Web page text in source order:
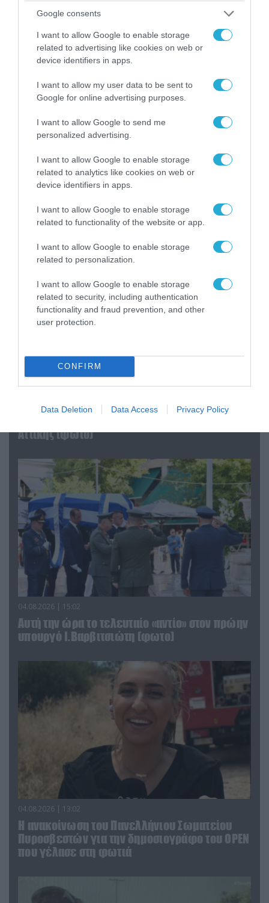
Google consents
I want to allow Google to enable storage
related to advertising like cookies on web or
device identifiers in apps.
I want to allow my user data to be sent to
Google for online advertising purposes.
I want to allow Google to send me
personalized advertising.
I want to allow Google to enable storage
related to analytics like cookies on web or
device identifiers in apps.
I want to allow Google to enable storage
related to functionality of the website or app.
I want to allow Google to enable storage
related to personalization.
I want to allow Google to enable storage
related to security, including authentication
functionality and fraud prevention, and other
user protection.
CONFIRM
Data Deletion Data Access Privacy Policy
απομάκρυνσής του
06.08.2026 | 14:02
«Επιχείρηση ελεύθερα πεζοδρόμια» στην
Αθήνα: Απομακρύνθηκαν παράνομα
αντικείμενα από κοινόχρηστους χώρους
«Οι εντελώς αθώοι»: Η ανάρτηση του Αρκά για
Αττικής (φωτο)
04.08.2026 | 15:02
Αυτή την ώρα το τελευταίο «αντίο» στον πρώην
υπουργό Ι.Βαρβιτσιώτη (φωτο)
04.08.2026 | 13:02
Η ανακοίνωση του Πανελλήνιου Σωματείου
Πυροσβεστών για την δημοσιογράφο του OPEN
που γέλασε στη φωτιά